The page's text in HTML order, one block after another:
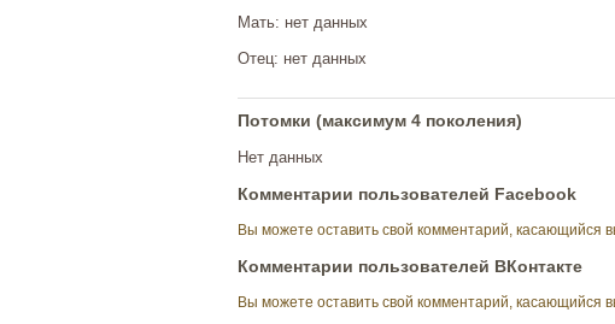
Мать: нет данных
Отец: нет данных
Потомки (максимум 4 поколения)
Нет данных
Комментарии пользователей Facebook
Вы можете оставить свой комментарий, касающийся
Комментарии пользователей ВКонтакте
Вы можете оставить свой комментарий, касающийся